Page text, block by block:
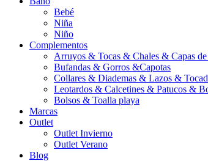
Bebé
Niña
Niño
Complementos
Arruyos & Tocas & Chales & Capas
Bufandas & Gorros &Capotas
Collares & Diademas & Lazos &
Leotardos & Calcetines & Patucos &
Bolsos & Toalla playa
Marcas
Outlet
Outlet Invierno
Outlet Verano
Blog